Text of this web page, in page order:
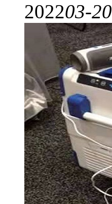
202203-20